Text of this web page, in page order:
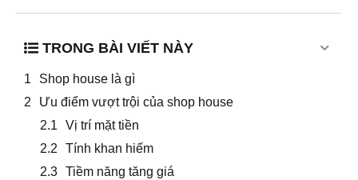
5/5(4 Reviews)
TRONG BÀI VIẾT NÀY
Shop house là gì
Ưu điểm vượt trội của shop house
Vị trí mặt tiền
Tính khan hiếm
Tiềm năng tăng giá